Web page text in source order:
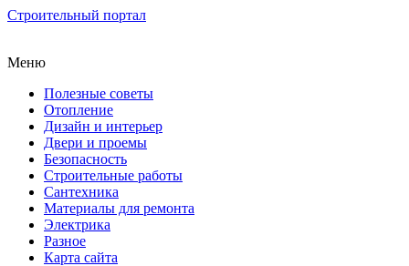
Строительный портал
Меню
Полезные советы
Отопление
Дизайн и интерьер
Двери и проемы
Безопасность
Строительные работы
Сантехника
Материалы для ремонта
Электрика
Разное
Карта сайта